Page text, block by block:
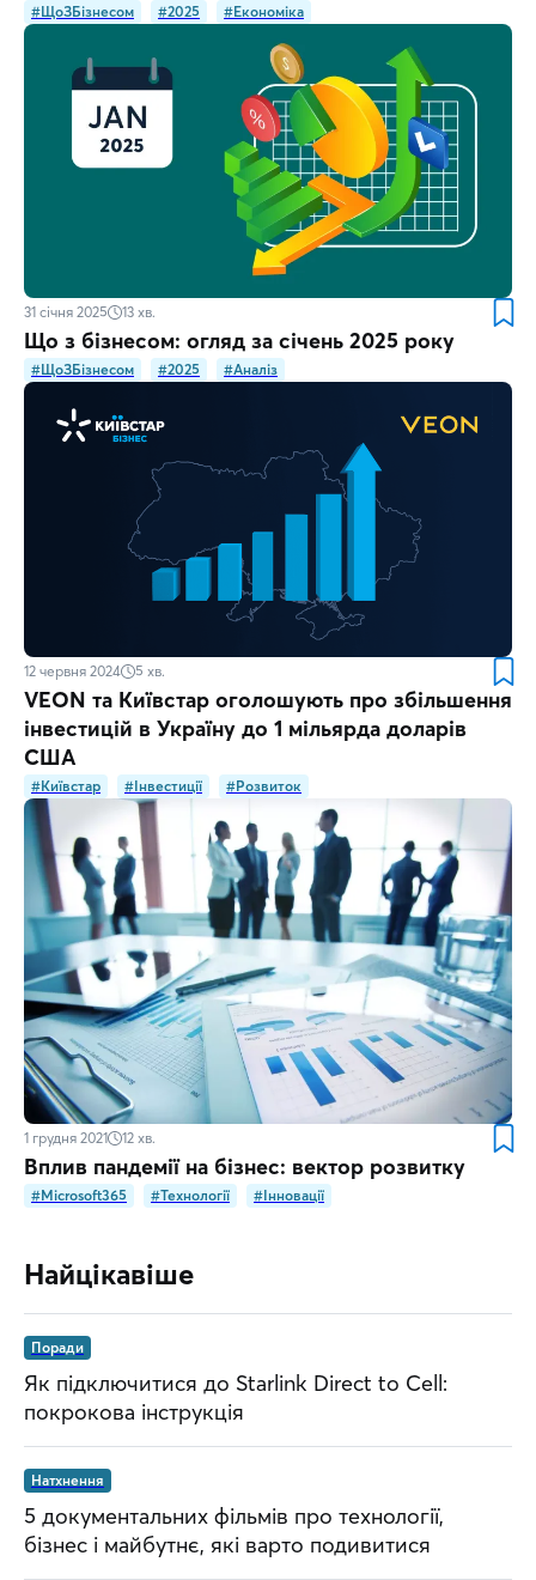
#ЩоЗБізнесом #2025 #Економіка
31 січня 2025 13 хв.
Що з бізнесом: огляд за січень 2025 року
#ЩоЗБізнесом #2025 #Аналіз
12 червня 2024 5 хв.
VEON та Київстар оголошують про збільшення
інвестицій в Україну до 1 мільярда доларів
США
#Київстар #Інвестиції #Розвиток
1 грудня 2021 12 хв.
Вплив пандемії на бізнес: вектор розвитку
#Microsoft365 #Технології #Інновації
Найцікавіше
Поради
Як підключитися до Starlink Direct to Cell:
покрокова інструкція
Натхнення
5 документальних фільмів про технології,
бізнес і майбутнє, які варто подивитися